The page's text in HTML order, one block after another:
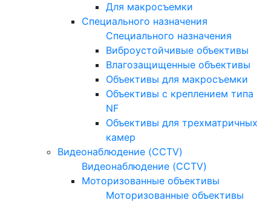
Для макросъемки
Специального назначения
Специального назначения
Виброустойчивые объективы
Влагозащищенные объективы
Объективы для макросъемки
Объективы с креплением типа
NF
Объективы для трехматричных
камер
Видеонаблюдение (CCTV)
Видеонаблюдение (CCTV)
Моторизованные объективы
Моторизованные объективы